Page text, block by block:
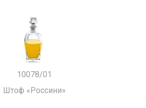
10078/01
Штоф «Россини»